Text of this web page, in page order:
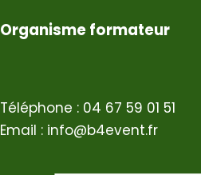
Organisme formateur
Téléphone : 04 67 59 01 51
Email : info@b4event.fr